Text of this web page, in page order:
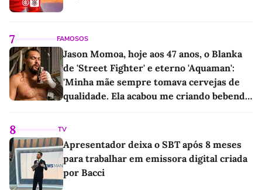
7 FAMOSOS
Jason Momoa, hoje aos 47 anos, o Blanka
de 'Street Fighter' e eterno 'Aquaman':
'Minha mãe sempre tomava cervejas de
qualidade. Ela acabou me criando bebendo
8 TV
Apresentador deixa o SBT após 8 meses
para trabalhar em emissora digital criada
por Bacci